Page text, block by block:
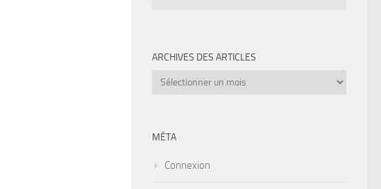
ARCHIVES DES ARTICLES
Archives
MÉTA
Connexion